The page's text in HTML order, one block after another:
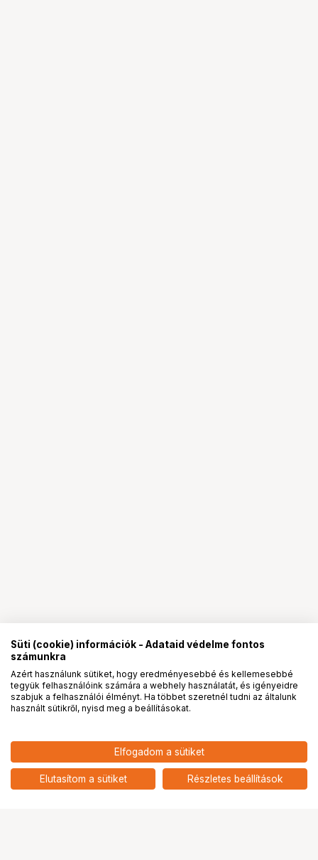
NISI True Color Pro Nano CPL Polárszűrő -
Cirkuláris Polarizált Szűrő 62MM
- HUF
nettó: -
PROpartnerségek
Süti (cookie) információk - Adataid védelme fontos
számunkra
Azért használunk sütiket, hogy eredményesebbé és kellemesebbé
tegyük felhasználóink számára a webhely használatát, és igényeidre
szabjuk a felhasználói élményt. Ha többet szeretnél tudni az általunk
használt sütikről, nyisd meg a beállításokat.
Elfogadom a sütiket
Elutasítom a sütiket Részletes beállítások